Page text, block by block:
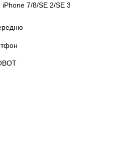
iPhone 7/8/SE 2/SE 3